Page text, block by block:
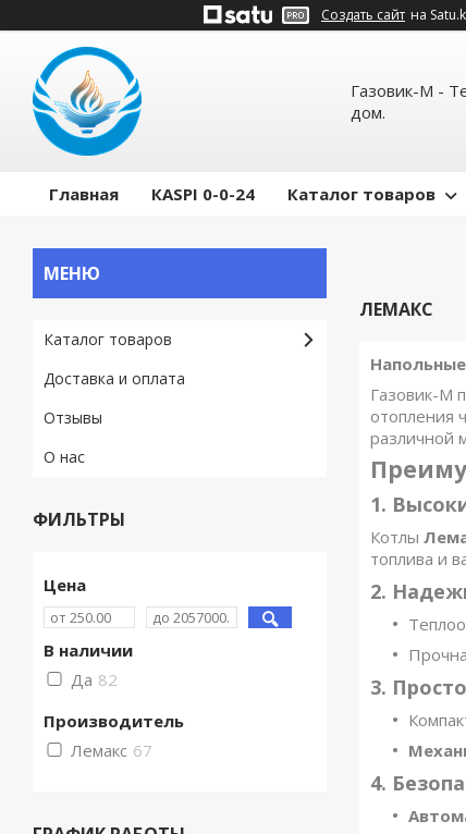
Создать сайт на
Газовик-М -
дом.
Главная КASPI 0-0-24 Каталог товаров
ЛЕМАКС
Газовик-М
отопления
различной
1.
Котлы
топлива и
2.
3.
4.
Каталог товаров
Доставка и оплата
Отзывы
О нас
ФИЛЬТРЫ
Цена
В наличии
Да 82
Производитель
Лемакс 67